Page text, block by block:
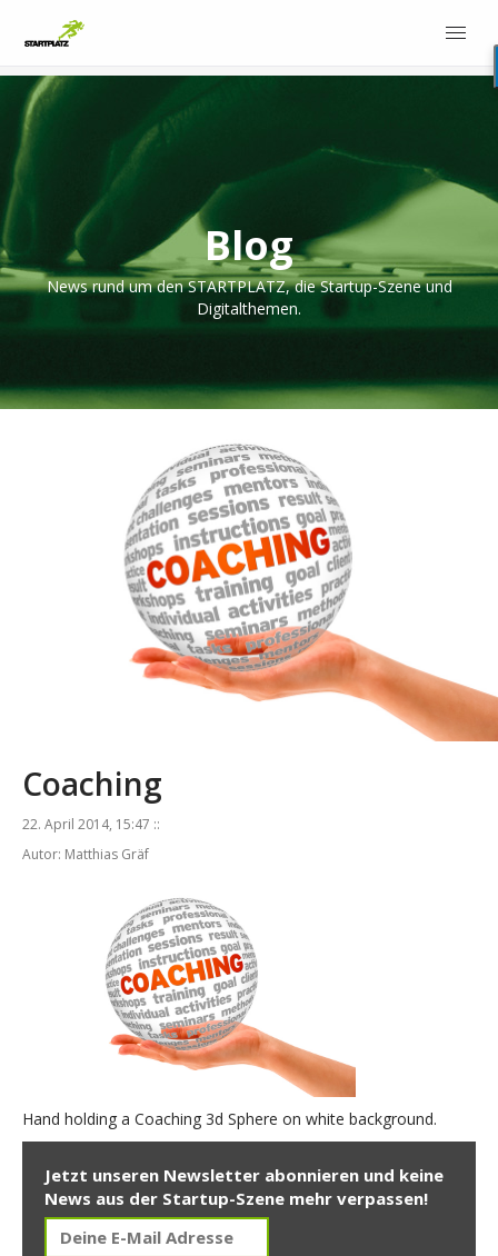
Blog
News rund um den STARTPLATZ, die Startup-Szene und
Digitalthemen.
Coaching
22. April 2014, 15:47 ::
Autor: Matthias Gräf
Hand holding a Coaching 3d Sphere on white background.
Jetzt unseren Newsletter abonnieren und keine
News aus der Startup-Szene mehr verpassen!